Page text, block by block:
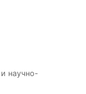
научно-